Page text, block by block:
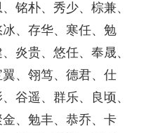
铭朴、秀少、棕兼、
、存华、寒任、勉
炎贵、悠任、奉晟、
、翎笃、德君、仕
谷遥、群乐、良顷、
、勉丰、恭乔、卡